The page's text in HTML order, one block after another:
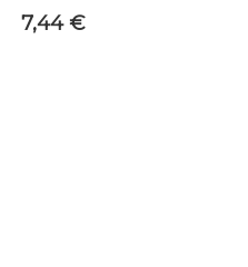
7,44 €